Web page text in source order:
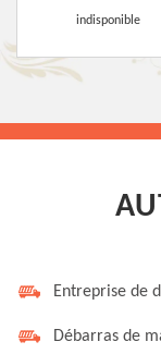
indisponible
Entreprise de
Débarras de